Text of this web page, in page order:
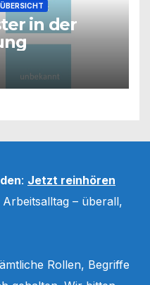
in der
: Jetzt reinhören
– überall,
Rollen, Begriffe